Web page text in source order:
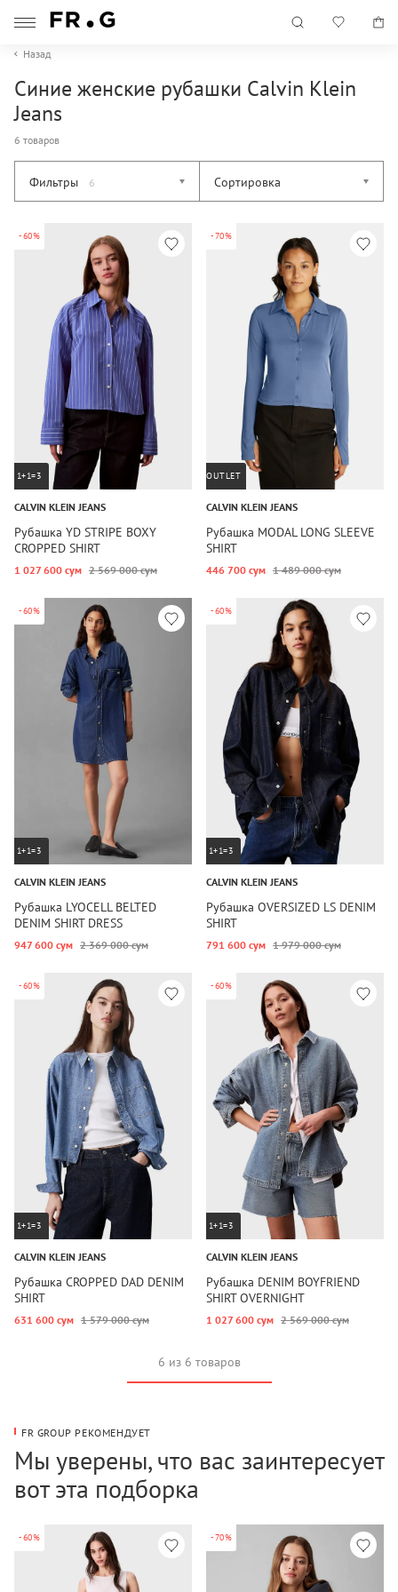
Назад
Синие женские рубашки Calvin Klein
Jeans
6 товаров
Фильтры 6 Сортировка
-60%
1+1=3
CALVIN KLEIN JEANS
Рубашка YD STRIPE BOXY
CROPPED SHIRT
1 027 600 сум 2 569 000 сум
-70%
OUTLET
CALVIN KLEIN JEANS
Рубашка MODAL LONG SLEEVE
SHIRT
446 700 сум 1 489 000 сум
-60%
1+1=3
CALVIN KLEIN JEANS
Рубашка LYOCELL BELTED
DENIM SHIRT DRESS
947 600 сум 2 369 000 сум
-60%
1+1=3
CALVIN KLEIN JEANS
Рубашка OVERSIZED LS DENIM
SHIRT
791 600 сум 1 979 000 сум
-60%
1+1=3
CALVIN KLEIN JEANS
Рубашка CROPPED DAD DENIM
SHIRT
631 600 сум 1 579 000 сум
-60%
1+1=3
CALVIN KLEIN JEANS
Рубашка DENIM BOYFRIEND
SHIRT OVERNIGHT
1 027 600 сум 2 569 000 сум
6 из 6 товаров
FR GROUP РЕКОМЕНДУЕТ
Мы уверены, что вас заинтересует
вот эта подборка
-60% -70%